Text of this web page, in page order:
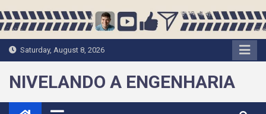
to
Saturday, August 8, 2026
NIVELANDO A ENGENHARIA